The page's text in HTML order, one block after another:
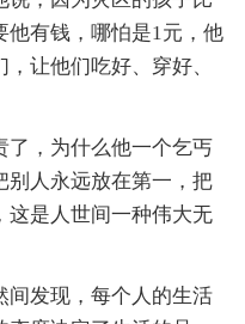
他有钱，哪怕是1元，他
让他们吃好、穿好、
了，为什么他一个乞丐
别人永远放在第一，把
这是人世间一种伟大无
间发现，每个人的生活